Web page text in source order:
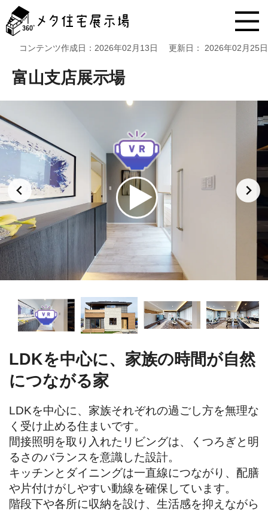
タ
住
テ
ツ
へ
キ
ッ
プ
コンテンツ作成日： 2026年02月13日 更新日： 2026年02月25日
富山支店展示場
LDKを中心に、家族の時間が自然
につながる家
LDKを中心に、家族それぞれの過ごし方を無理な
く受け止める住まいです。
間接照明を取り入れたリビングは、くつろぎと明
るさのバランスを意識した設計。
キッチンとダイニングは一直線につながり、配膳
や片付けがしやすい動線を確保しています。
階段下や各所に収納を設け、生活感を抑えながら